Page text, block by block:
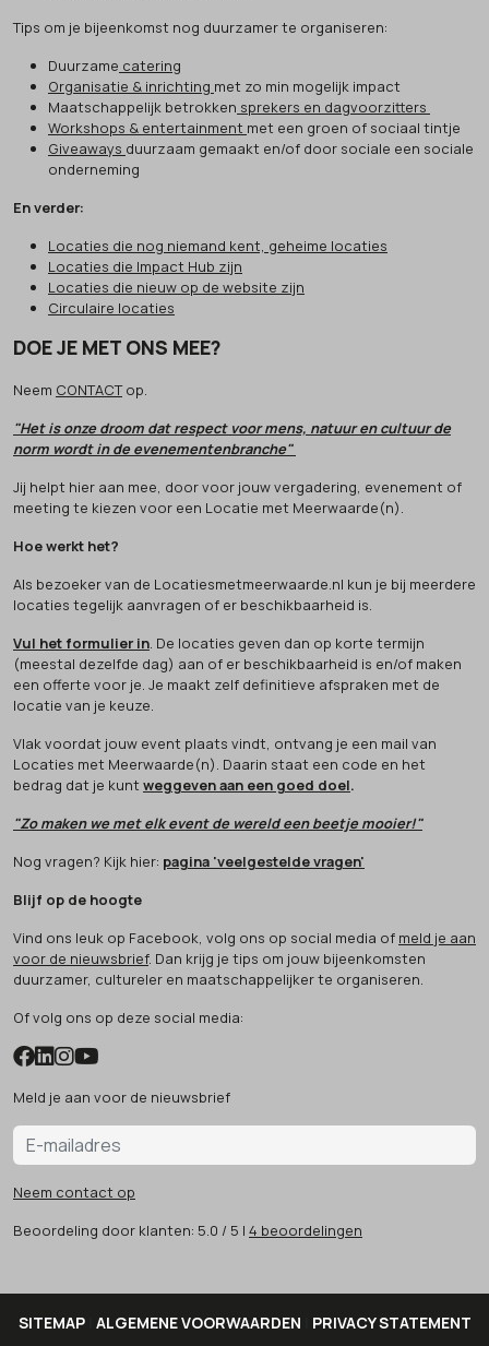
Tips om je bijeenkomst nog duurzamer te organiseren:
Duurzame catering
Organisatie & inrichting met zo min mogelijk impact
Maatschappelijk betrokken sprekers en dagvoorzitters
Workshops & entertainment met een groen of sociaal tintje
Giveaways duurzaam gemaakt en/of door sociale een sociale
onderneming
En verder:
Locaties die nog niemand kent, geheime locaties
Locaties die Impact Hub zijn
Locaties die nieuw op de website zijn
Circulaire locaties
DOE JE MET ONS MEE?
Neem CONTACTop.
"Het is onze droom dat respect voor mens, natuur en cultuur de
norm wordt in de evenementenbranche"
Jij helpt hier aan mee, door voor jouw vergadering, evenement of
meeting te kiezen voor een Locatie met Meerwaarde(n).
Hoe werkt het?
Als bezoeker van de Locatiesmetmeerwaarde.nl kun je bij meerdere
locaties tegelijk aanvragen of er beschikbaarheid is.
Vul het formulier in. De locaties geven dan op korte termijn
(meestal dezelfde dag) aan of er beschikbaarheid is en/of maken
een offerte voor je. Je maakt zelf definitieve afspraken met de
locatie van je keuze.
Vlak voordat jouw event plaats vindt, ontvang je een mail van
Locaties met Meerwaarde(n). Daarin staat een code en het
bedrag dat je kunt weggeven aan een goed doel.
"Zo maken we met elk event de wereld een beetje mooier!"
Nog vragen? Kijk hier: pagina 'veelgestelde vragen'
Blijf op de hoogte
Vind ons leuk op Facebook, volg ons op social media of meld je aan
voor de nieuwsbrief. Dan krijg je tips om jouw bijeenkomsten
duurzamer, cultureler en maatschappelijker te organiseren.
Of volg ons op deze social media:
Meld je aan voor de nieuwsbrief
Neem contact op
Beoordeling door klanten: 5.0 / 5 | 4 beoordelingen
SITEMAP| ALGEMENE VOORWAARDEN PRIVACY STATEMENT